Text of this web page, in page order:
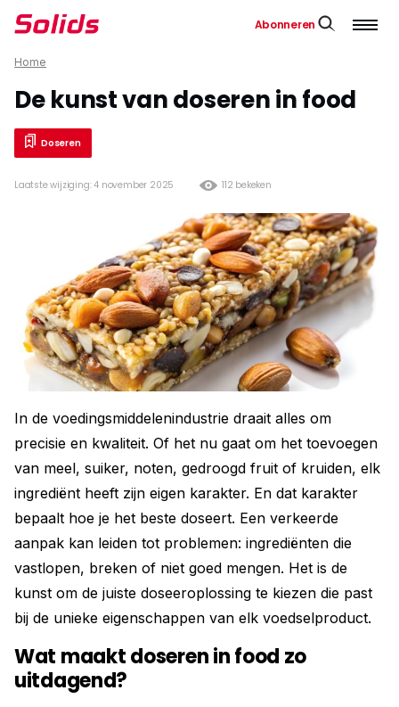
Abonneren
Home
De kunst van doseren in food
Doseren
112 bekeken
Laatste wijziging: 4 november 2025
In de voedingsmiddelenindustrie draait alles om
precisie en kwaliteit. Of het nu gaat om het toevoegen
van meel, suiker, noten, gedroogd fruit of kruiden, elk
ingrediënt heeft zijn eigen karakter. En dat karakter
bepaalt hoe je het beste doseert. Een verkeerde
aanpak kan leiden tot problemen: ingrediënten die
vastlopen, breken of niet goed mengen. Het is de
kunst om de juiste doseeroplossing te kiezen die past
bij de unieke eigenschappen van elk voedselproduct.
Wat maakt doseren in food zo
uitdagend?